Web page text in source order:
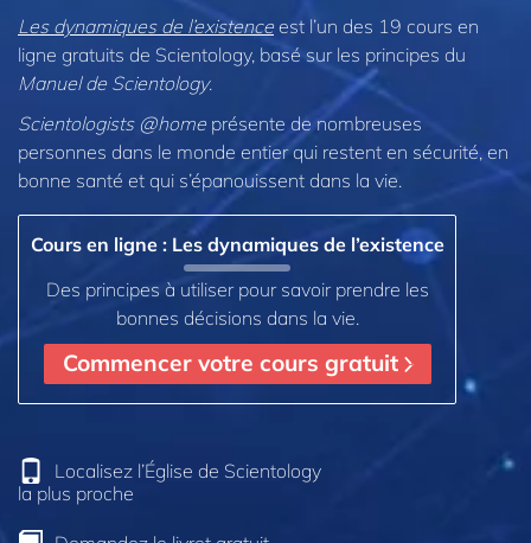
Les dynamiques de l’existenceest l’un des 19 cours en
ligne gratuits de Scientology, basé sur les principes du
Manuel de Scientology.
Scientologists @home présente de nombreuses
personnes dans le monde entier qui restent en sécurité, en
bonne santé et qui s’épanouissent dans la vie.
Cours en ligne : Les dynamiques de l’existence
Des principes à utiliser pour savoir prendre les
bonnes décisions dans la vie.
Commencer votre cours gratuit
Localisez l’Église de Scientology
la plus proche